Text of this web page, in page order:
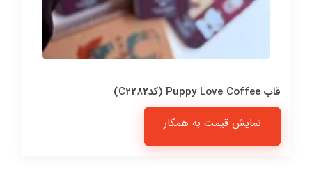
قاب Puppy Love Coffee (کدC2282)
نمایش قیمت به همکار